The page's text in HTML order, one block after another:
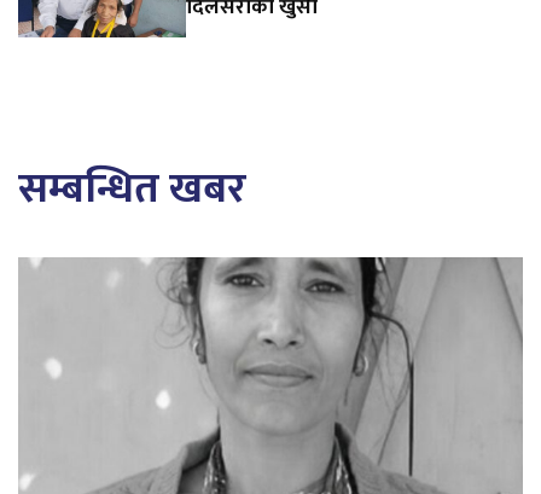
दिलसराको खुसी
सम्बन्धित खबर